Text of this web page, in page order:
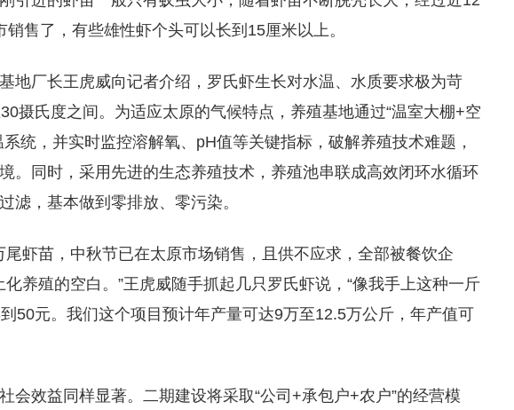
售了，有些雄性虾个头可以长到15厘米以上。
地厂长王虎威向记者介绍，罗氏虾生长对水温、水质要求极为苛
摄氏度之间。为适应太原的气候特点，养殖基地通过“温室大棚+空
统，并实时监控溶解氧、pH值等关键指标，破解养殖技术难题，
。同时，采用先进的生态养殖技术，养殖池串联成高效闭环水循环
滤，基本做到零排放、零污染。
尾虾苗，中秋节已在太原市场销售，且供不应求，全部被餐饮企
化养殖的空白。”王虎威随手抓起几只罗氏虾说，“像我手上这种一斤
50元。我们这个项目预计年产量可达9万至12.5万公斤，年产值可
会效益同样显著。二期建设将采取“公司+承包户+农户”的经营模